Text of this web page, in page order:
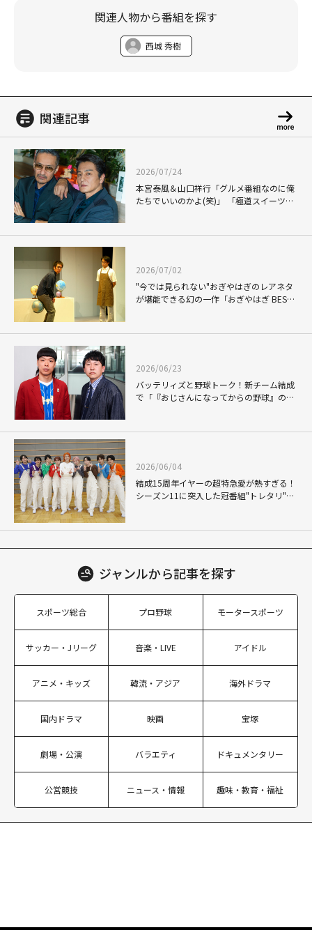
関連人物から番組を探す
西城 秀樹
関連記事
2026/07/24
本宮泰風＆山口祥行「グルメ番組なのに俺
たちでいいのかよ(笑)」 「極道スイーツ」
2026/07/02
"今では見られない"おぎやはぎのレアネタ
が堪能できる幻の一作「おぎやはぎ BEST
2026/06/23
バッテリィズと野球トーク！新チーム結成
で「『おじさんになってからの野球』の世
2026/06/04
結成15周年イヤーの超特急愛が熱すぎる！
シーズン11に突入した冠番組"トレタリ"で
ジャンルから記事を探す
スポーツ総合 プロ野球 モータースポーツ
サッカー・Jリーグ 音楽・LIVE アイドル
アニメ・キッズ 韓流・アジア 海外ドラマ
国内ドラマ 映画 宝塚
劇場・公演 バラエティ ドキュメンタリー
公営競技 ニュース・情報 趣味・教育・福祉